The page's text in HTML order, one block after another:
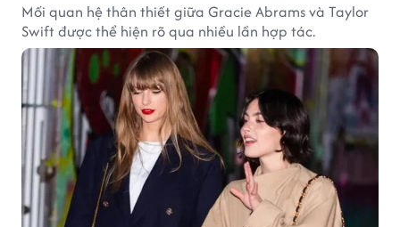
Mối quan hệ thân thiết giữa Gracie Abrams và Taylor
Swift được thể hiện rõ qua nhiều lần hợp tác.